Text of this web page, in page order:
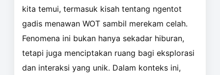
kita temui, termasuk kisah tentang ngentot
gadis menawan WOT sambil merekam celah.
Fenomena ini bukan hanya sekadar hiburan,
tetapi juga menciptakan ruang bagi eksplorasi
dan interaksi yang unik. Dalam konteks ini,